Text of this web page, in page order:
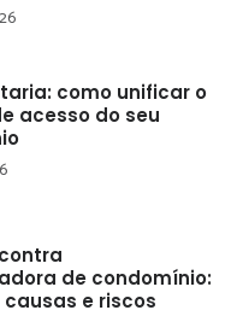
como unificar o
acesso do seu
de condomínio:
e riscos